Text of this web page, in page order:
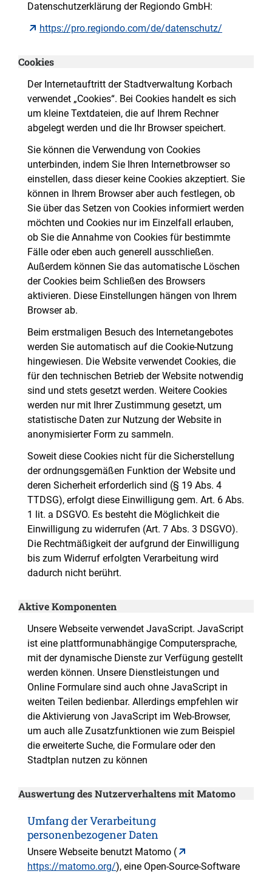
Datenschutzerklärung der Regiondo GmbH:
https://pro.regiondo.com/de/datenschutz/
Cookies
Der Internetauftritt der Stadtverwaltung Korbach
verwendet „Cookies“. Bei Cookies handelt es sich
um kleine Textdateien, die auf Ihrem Rechner
abgelegt werden und die Ihr Browser speichert.
Sie können die Verwendung von Cookies
unterbinden, indem Sie Ihren Internetbrowser so
einstellen, dass dieser keine Cookies akzeptiert. Sie
können in Ihrem Browser aber auch festlegen, ob
Sie über das Setzen von Cookies informiert werden
möchten und Cookies nur im Einzelfall erlauben,
ob Sie die Annahme von Cookies für bestimmte
Fälle oder eben auch generell ausschließen.
Außerdem können Sie das automatische Löschen
der Cookies beim Schließen des Browsers
aktivieren. Diese Einstellungen hängen von Ihrem
Browser ab.
Beim erstmaligen Besuch des Internetangebotes
werden Sie automatisch auf die Cookie-Nutzung
hingewiesen. Die Website verwendet Cookies, die
für den technischen Betrieb der Website notwendig
sind und stets gesetzt werden. Weitere Cookies
werden nur mit Ihrer Zustimmung gesetzt, um
statistische Daten zur Nutzung der Website in
anonymisierter Form zu sammeln.
Soweit diese Cookies nicht für die Sicherstellung
der ordnungsgemäßen Funktion der Website und
deren Sicherheit erforderlich sind (§ 19 Abs. 4
TTDSG), erfolgt diese Einwilligung gem. Art. 6 Abs.
1 lit. a DSGVO. Es besteht die Möglichkeit die
Einwilligung zu widerrufen (Art. 7 Abs. 3 DSGVO).
Die Rechtmäßigkeit der aufgrund der Einwilligung
bis zum Widerruf erfolgten Verarbeitung wird
dadurch nicht berührt.
Aktive Komponenten
Unsere Webseite verwendet JavaScript. JavaScript
ist eine plattformunabhängige Computersprache,
mit der dynamische Dienste zur Verfügung gestellt
werden können. Unsere Dienstleistungen und
Online Formulare sind auch ohne JavaScript in
weiten Teilen bedienbar. Allerdings empfehlen wir
die Aktivierung von JavaScript im Web-Browser,
um auch alle Zusatzfunktionen wie zum Beispiel
die erweiterte Suche, die Formulare oder den
Stadtplan nutzen zu können
Auswertung des Nutzerverhaltens mit Matomo
Umfang der Verarbeitung
personenbezogener Daten
Unsere Webseite benutzt Matomo (
https://matomo.org/), eine Open-Source-Software